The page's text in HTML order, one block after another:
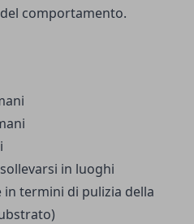
comportamento.
in luoghi
termini di pulizia della